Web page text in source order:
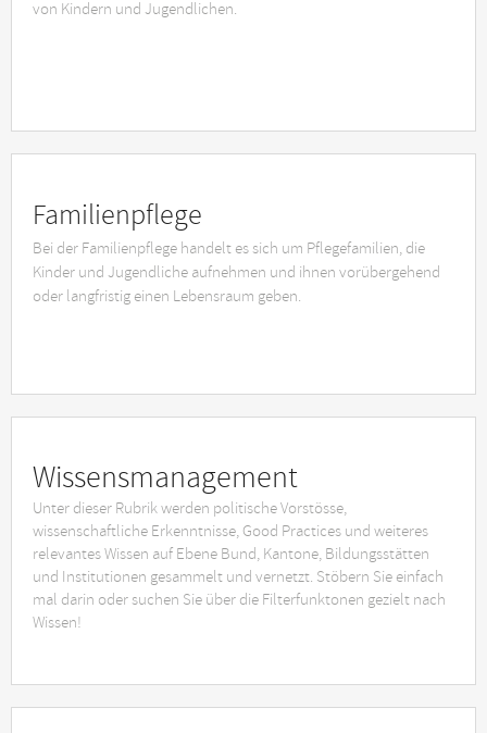
von Kindern und Jugendlichen.
Familienpflege
Bei der Familienpflege handelt es sich um Pflegefamilien, die
Kinder und Jugendliche aufnehmen und ihnen vorübergehend
oder langfristig einen Lebensraum geben.
Wissensmanagement
Unter dieser Rubrik werden politische Vorstösse,
wissenschaftliche Erkenntnisse, Good Practices und weiteres
relevantes Wissen auf Ebene Bund, Kantone, Bildungsstätten
und Institutionen gesammelt und vernetzt. Stöbern Sie einfach
mal darin oder suchen Sie über die Filterfunktonen gezielt nach
Wissen!